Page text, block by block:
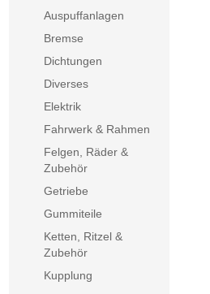
Auspuffanlagen
Bremse
Dichtungen
Diverses
Elektrik
Fahrwerk & Rahmen
Felgen, Räder &
Zubehör
Getriebe
Gummiteile
Ketten, Ritzel &
Zubehör
Kupplung